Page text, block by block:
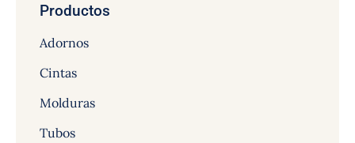
Productos
Adornos
Cintas
Molduras
Tubos